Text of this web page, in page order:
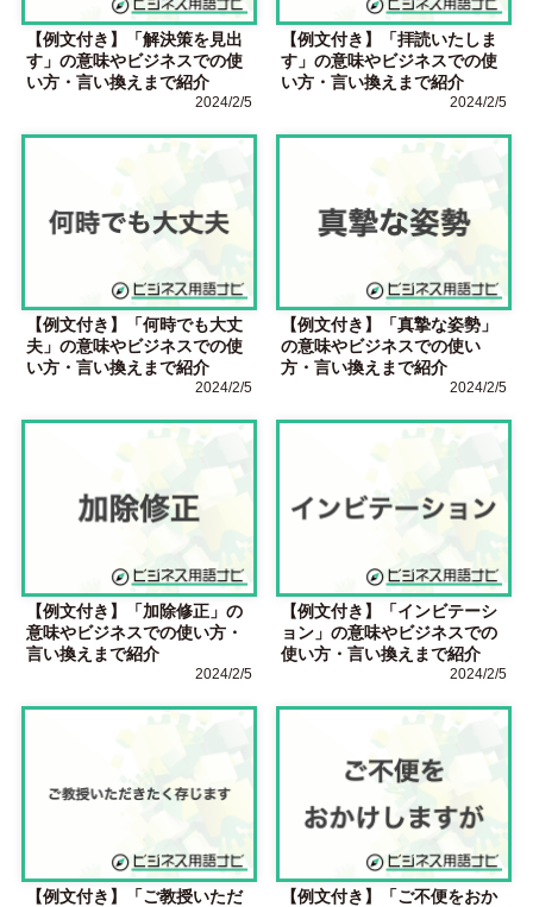
【例文付き】「解決策を見出
す」の意味やビジネスでの使
い方・言い換えまで紹介
2024/2/5
【例文付き】「拝読いたしま
す」の意味やビジネスでの使
い方・言い換えまで紹介
2024/2/5
【例文付き】「何時でも大丈
夫」の意味やビジネスでの使
い方・言い換えまで紹介
2024/2/5
【例文付き】「真摯な姿勢」
の意味やビジネスでの使い
方・言い換えまで紹介
2024/2/5
【例文付き】「加除修正」の
意味やビジネスでの使い方・
言い換えまで紹介
2024/2/5
【例文付き】「インビテーシ
ョン」の意味やビジネスでの
使い方・言い換えまで紹介
2024/2/5
【例文付き】「ご教授いただ
【例文付き】「ご不便をおか